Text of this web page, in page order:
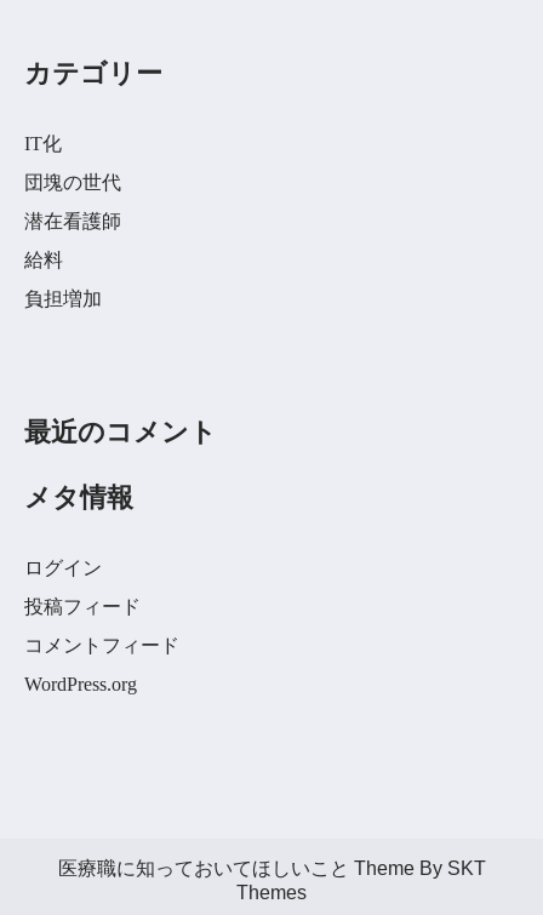
カテゴリー
IT化
団塊の世代
潜在看護師
給料
負担増加
最近のコメント
メタ情報
ログイン
投稿フィード
コメントフィード
WordPress.org
医療職に知っておいてほしいこと Theme By SKT
Themes